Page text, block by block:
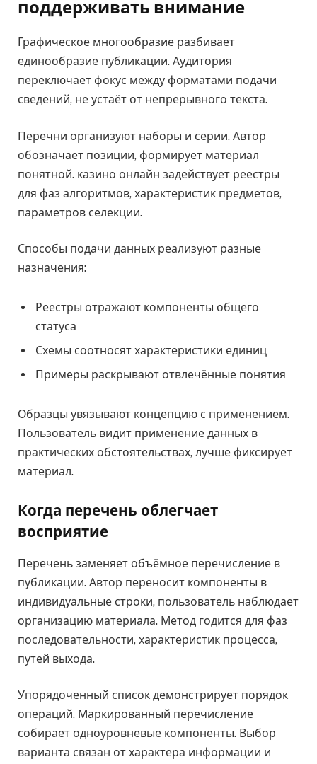
поддерживать внимание
Графическое многообразие разбивает
единообразие публикации. Аудитория
переключает фокус между форматами подачи
сведений, не устаёт от непрерывного текста.
Перечни организуют наборы и серии. Автор
обозначает позиции, формирует материал
понятной. казино онлайн задействует реестры
для фаз алгоритмов, характеристик предметов,
параметров селекции.
Способы подачи данных реализуют разные
назначения:
Реестры отражают компоненты общего
статуса
Схемы соотносят характеристики единиц
Примеры раскрывают отвлечённые понятия
Образцы увязывают концепцию с применением.
Пользователь видит применение данных в
практических обстоятельствах, лучше фиксирует
материал.
Когда перечень облегчает
восприятие
Перечень заменяет объёмное перечисление в
публикации. Автор переносит компоненты в
индивидуальные строки, пользователь наблюдает
организацию материала. Метод годится для фаз
последовательности, характеристик процесса,
путей выхода.
Упорядоченный список демонстрирует порядок
операций. Маркированный перечисление
собирает одноуровневые компоненты. Выбор
варианта связан от характера информации и